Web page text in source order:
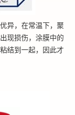
异，在常温下，聚
现损伤，涂膜中的
结到一起，因此才